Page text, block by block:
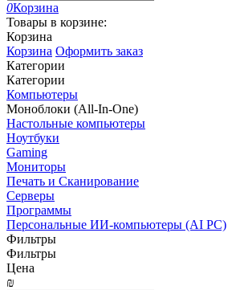
0Корзина
Товары в корзине:
Корзина
Корзина Оформить заказ
Категории
Категории
Компьютеры
Моноблоки (All-In-One)
Настольные компьютеры
Ноутбуки
Gaming
Мониторы
Печать и Сканирование
Серверы
Программы
Персональные ИИ-компьютеры (AI PC)
Фильтры
Фильтры
Цена
₪